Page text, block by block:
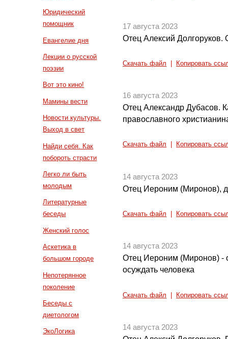
Юридический
помощник
Евангелие дня
Лекции о русской
поэзии
Вот это кино!
Мамины вести
Новости культуры.
Выход в свет
Найди себя. Как
побороть страсти
Легко ли быть
молодым
Литературные
беседы
Женский голос
Аскетика в
большом городе
Непотерянное
поколение
Беседы с
диетологом
ЭкоЛогика
17 августа 2023
Отец Алексий Долгоруков.
Скачать файл Копировать
16 августа 2023
Отец Александр Дубасов.
православного
Скачать файл Копировать
14 августа 2023
Отец Иероним (Миронов),
Скачать файл Копировать
14 августа 2023
Отец Иероним (Миронов) -
осуждать человека
Скачать файл Копировать
14 августа 2023